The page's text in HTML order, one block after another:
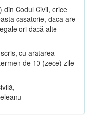
din Codul Civil, orice
căsătorie, dacă are
ori dacă alte
cu arătarea
de 10 (zece) zile